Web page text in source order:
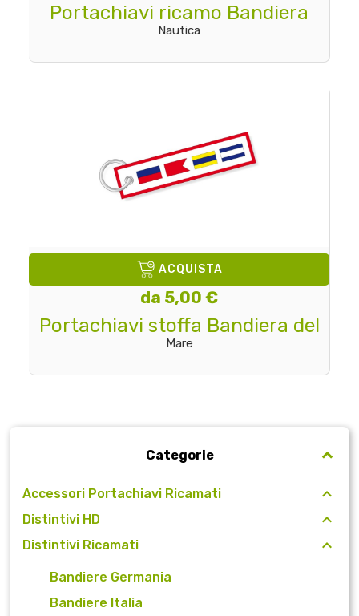
Categorie
Accessori Portachiavi Ricamati
Distintivi HD
Distintivi Ricamati
Bandiere Germania
Bandiere Italia
Portachiavi ricamo Bandiera
Nautica
ACQUISTA
da 5,00 €
Portachiavi stoffa Bandiera del
Mare